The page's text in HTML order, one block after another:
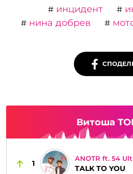
#инцидент #
#нина добрев #
Витоша
1
ANOTR ft. 54
TALK TO YOU